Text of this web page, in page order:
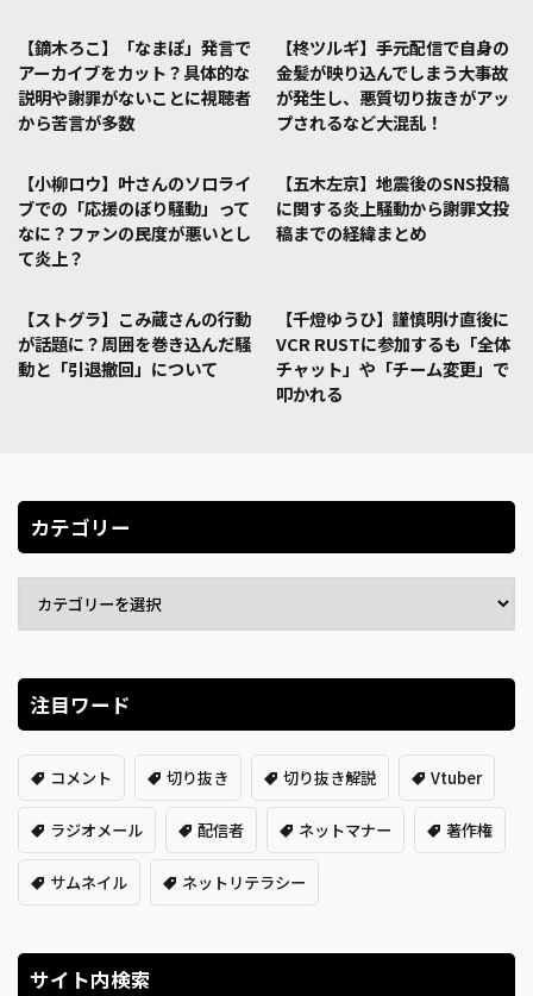
【鏑木ろこ】「なまぽ」発言で
アーカイブをカット？具体的な
説明や謝罪がないことに視聴者
から苦言が多数
【柊ツルギ】手元配信で自身の
金髪が映り込んでしまう大事故
が発生し、悪質切り抜きがアッ
プされるなど大混乱！
【小柳ロウ】叶さんのソロライ
ブでの「応援のぼり騒動」って
なに？ファンの民度が悪いとし
て炎上？
【五木左京】地震後のSNS投稿
に関する炎上騒動から謝罪文投
稿までの経緯まとめ
【ストグラ】こみ蔵さんの行動
が話題に？周囲を巻き込んだ騒
動と「引退撤回」について
【千燈ゆうひ】謹慎明け直後に
VCR RUSTに参加するも「全体
チャット」や「チーム変更」で
叩かれる
カテゴリー
注目ワード
コメント 切り抜き 切り抜き解説 Vtuber
ラジオメール 配信者 ネットマナー 著作権
サムネイル ネットリテラシー
サイト内検索